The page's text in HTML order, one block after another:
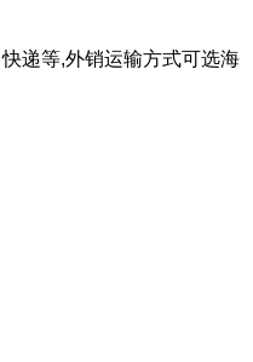
递等,外销运输方式可选海